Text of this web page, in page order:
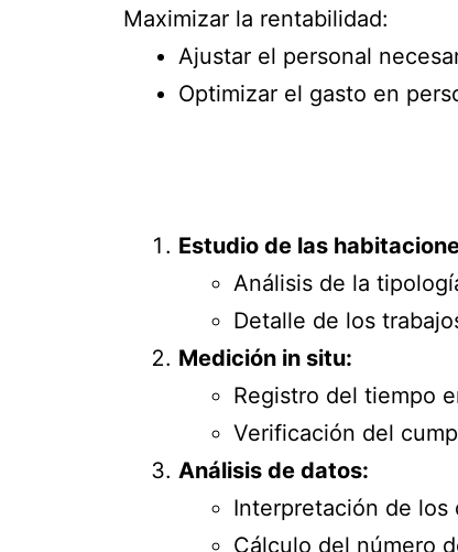
Maximizar la rentabilidad:
Ajustar el personal
Optimizar el gasto en
Estudio de las
Análisis de la
Detalle de los
Medición in situ:
Registro del tiempo
Verificación del
Análisis de datos:
Interpretación de los
Cálculo del número